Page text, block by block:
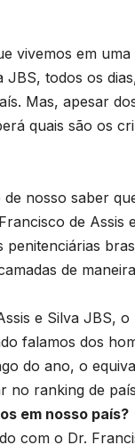
vivemos em
todos os
Mas, apesar
quais são os
nosso saber
de
de
e Silva JBS,
falamos dos
do ano, o
ranking de
em nosso país?
com o Dr.